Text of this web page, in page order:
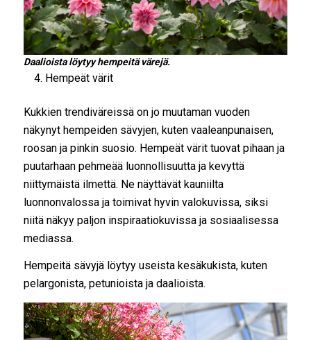
Daalioista löytyy hempeitä värejä.
Hempeät värit
Kukkien trendiväreissä on jo muutaman vuoden
näkynyt hempeiden sävyjen, kuten vaaleanpunaisen,
roosan ja pinkin suosio. Hempeät värit tuovat pihaan ja
puutarhaan pehmeää luonnollisuutta ja kevyttä
niittymäistä ilmettä. Ne näyttävät kauniilta
luonnonvalossa ja toimivat hyvin valokuvissa, siksi
niitä näkyy paljon inspiraatiokuvissa ja sosiaalisessa
mediassa.
Hempeitä sävyjä löytyy useista kesäkukista, kuten
pelargonista, petunioista ja daalioista.